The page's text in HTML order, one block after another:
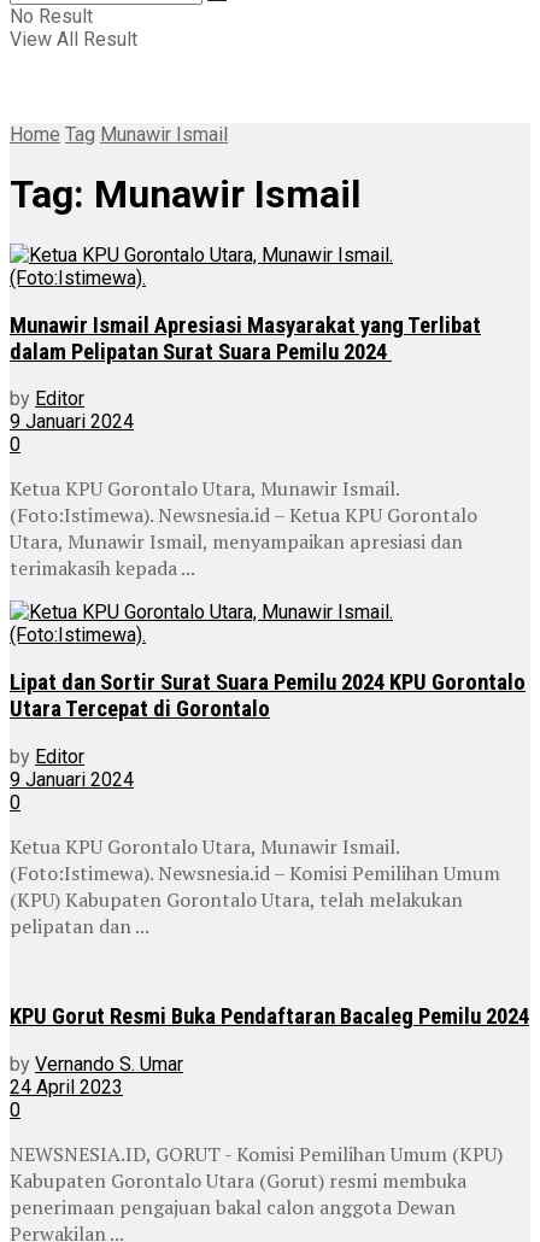
No Result
View All Result
Home Tag Munawir Ismail
Tag: Munawir Ismail
Munawir Ismail Apresiasi Masyarakat yang Terlibat
dalam Pelipatan Surat Suara Pemilu 2024
by Editor
9 Januari 2024
0
Ketua KPU Gorontalo Utara, Munawir Ismail.
(Foto:Istimewa). Newsnesia.id – Ketua KPU Gorontalo
Utara, Munawir Ismail, menyampaikan apresiasi dan
terimakasih kepada ...
Lipat dan Sortir Surat Suara Pemilu 2024 KPU Gorontalo
Utara Tercepat di Gorontalo
by Editor
9 Januari 2024
0
Ketua KPU Gorontalo Utara, Munawir Ismail.
(Foto:Istimewa). Newsnesia.id – Komisi Pemilihan Umum
(KPU) Kabupaten Gorontalo Utara, telah melakukan
pelipatan dan ...
KPU Gorut Resmi Buka Pendaftaran Bacaleg Pemilu 2024
by Vernando S. Umar
24 April 2023
0
NEWSNESIA.ID, GORUT - Komisi Pemilihan Umum (KPU)
Kabupaten Gorontalo Utara (Gorut) resmi membuka
penerimaan pengajuan bakal calon anggota Dewan
Perwakilan ...